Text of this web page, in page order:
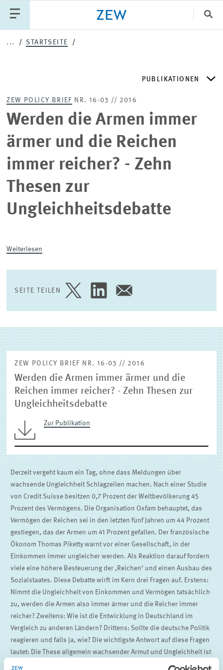
... STARTSEITE
PUBLIKATIONEN
ZEW DISCUSSION PAPERS
ZEW-PERIODIKA
ZEW-GUTACHTEN UND FORSCHUNGSBERICHTE
Werden die Armen immer
ärmer und die Reichen
immer reicher? - Zehn
Thesen zur
Ungleichheitsdebatte
ZEW POLICY BRIEF NR. 16-03 // 2016
Weiterlesen
SEITE TEILEN
SEITE
TWITTER
SEITE
LINKEDIN
SEITE
E-
ZEW POLICY BRIEF NR. 16-03 // 2016
Werden die Armen immer ärmer und die
Reichen immer reicher? - Zehn Thesen zur
Ungleichheitsdebatte
Zur Publikation
Derzeit vergeht kaum ein Tag, ohne dass Meldungen über
wachsende Ungleichheit Schlagzeilen machen. Nach einer Studie
von Credit Suisse besitzen 0,7 Prozent der Weltbevölkerung 45
Prozent des Vermögens. Die Organisation Oxfam behauptet, das
Vermögen der Reichen sei in den letzten fünf Jahren um 44 Prozent
gestiegen, das der Armen um 41 Prozent gefallen. Der französische
Ökonom Thomas Piketty warnt vor einer Gesellschaft, in der
Einkommen immer ungleicher werden. Als Reaktion darauf fordern
viele eine höhere Besteuerung der ‚Reichen‘ und einen Ausbau des
Sozialstaates. Diese Debatte wirft im Kern drei Fragen auf. Erstens:
Nimmt die Ungleichheit von Einkommen und Vermögen tatsächlich
zu, werden die Armen also immer ärmer und die Reicher immer
reicher? Zweitens: Wie ist die Entwicklung in Deutschland im
Vergleich zu anderen Ländern? Drittens: Sollte die deutsche Politik
reagieren und falls ja, wie? Die wichtigste Antwort auf diese Fragen
lautet: Die These allgemein wachsender Armut und Ungleichheit ist
falsch. Die weltweite Armut hat in den letzten Jahrzehnten drastisch